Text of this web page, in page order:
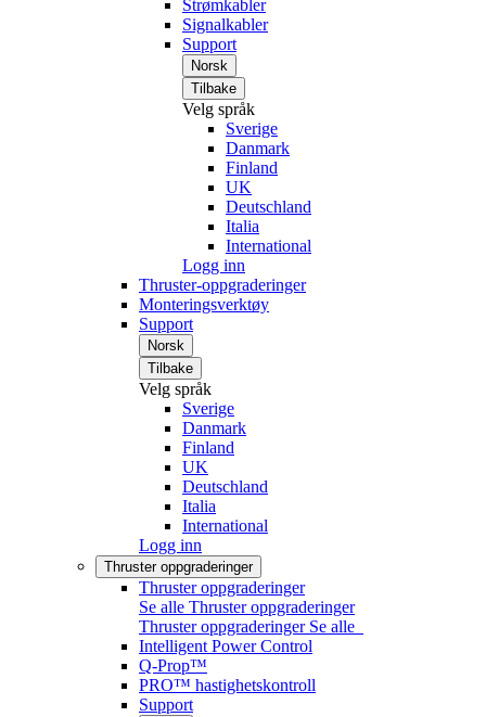
Strømkabler
Signalkabler
Support
Norsk
Tilbake
Velg språk
Sverige
Danmark
Finland
UK
Deutschland
Italia
International
Logg inn
Thruster-oppgraderinger
Monteringsverktøy
Support
Norsk
Tilbake
Velg språk
Sverige
Danmark
Finland
UK
Deutschland
Italia
International
Logg inn
Thruster oppgraderinger
Thruster oppgraderinger
Se alle Thruster oppgraderinger
Thruster oppgraderinger Se alle
Intelligent Power Control
Q-Prop™
PRO™ hastighetskontroll
Support